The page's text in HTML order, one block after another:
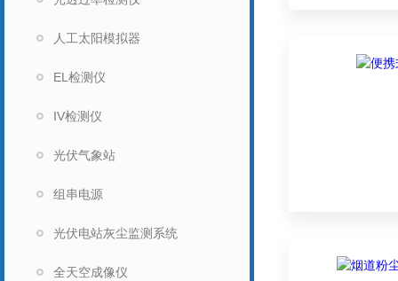
人工太阳模拟器
EL检测仪
IV检测仪
光伏气象站
组串电源
光伏电站灰尘监测系统
全天空成像仪